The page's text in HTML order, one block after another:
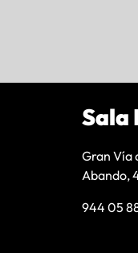
Sala
Gran Vía
Abando,
944 05